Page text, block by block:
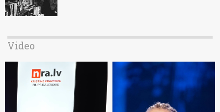
Video